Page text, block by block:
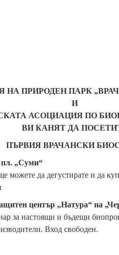
НА ПРИРОДЕН ПАРК
И
АСОЦИАЦИЯ ПО
ВИ КАНЯТ ДА
ПЪРВИЯ ВРАЧАНСКИ
пл. „Суми“
можете да дегустирате и да
център „Натура“ на
за настоящи и бъдещи
Вход свободен.